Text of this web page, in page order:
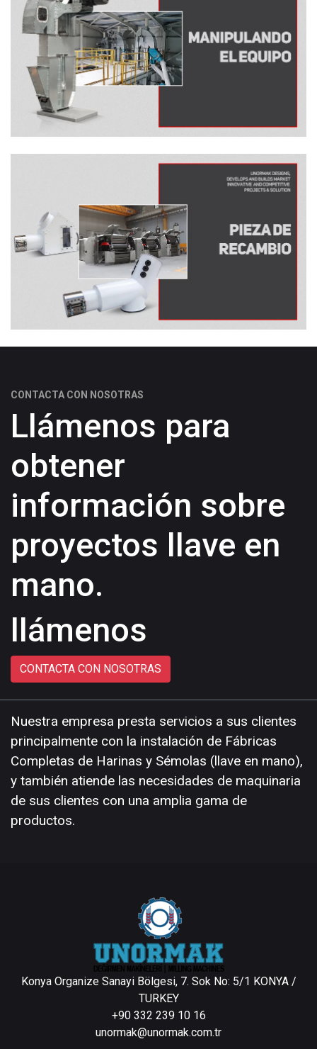
CONTACTA CON NOSOTRAS
Llámenos para
obtener
información sobre
proyectos llave en
mano.
llámenos
CONTACTA CON NOSOTRAS
Nuestra empresa presta servicios a sus clientes
principalmente con la instalación de Fábricas
Completas de Harinas y Sémolas (llave en mano),
y también atiende las necesidades de maquinaria
de sus clientes con una amplia gama de
productos.
Konya Organize Sanayi Bölgesi, 7. Sok No: 5/1 KONYA /
TURKEY
+90 332 239 10 16
unormak@unormak.com.tr